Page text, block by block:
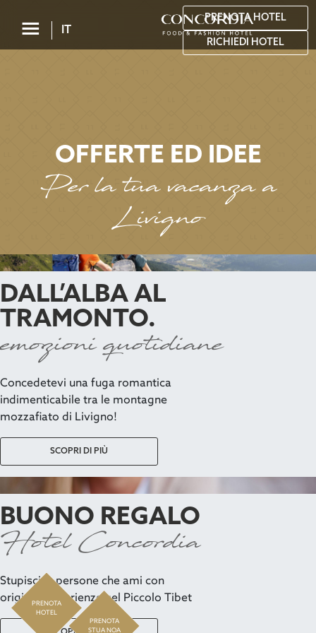
☰ IT
PRENOTA HOTEL
RICHIEDI HOTEL
OFFERTE ED IDEE
Per la tua vacanza a
Livigno
DALL’ALBA AL
TRAMONTO.
emozioni quotidiane
Concedetevi una fuga romantica
indimenticabile tra le montagne
mozzafiato di Livigno!
SCOPRI DI PIÙ
BUONO REGALO
Hotel Concordia
Stupisci le persone che ami con
originali esperienze nel Piccolo Tibet
PRENOTA
HOTEL
PRENOTA
STUA NOA